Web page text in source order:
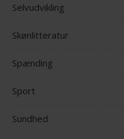
Selvudvikling
Skønlitteratur
Spænding
Sport
Sundhed